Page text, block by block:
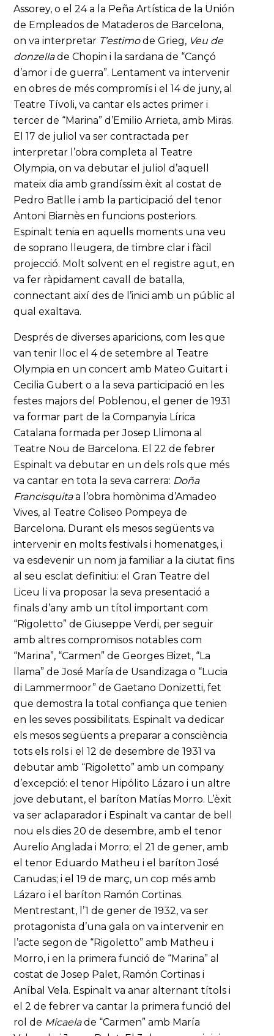
Assorey, o el 24 a la Peña Artística de la Unión
de Empleados de Mataderos de Barcelona,
on va interpretar T’estimode Grieg, Veu de
donzellade Chopin i la sardana de “Cançó
d’amor i de guerra”. Lentament va intervenir
en obres de més compromís i el 14 de juny, al
Teatre Tívoli, va cantar els actes primer i
tercer de “Marina” d’Emilio Arrieta, amb Miras.
El 17 de juliol va ser contractada per
interpretar l’obra completa al Teatre
Olympia, on va debutar el juliol d’aquell
mateix dia amb grandíssim èxit al costat de
Pedro Batlle i amb la participació del tenor
Antoni Biarnès en funcions posteriors.
Espinalt tenia en aquells moments una veu
de soprano lleugera, de timbre clar i fàcil
projecció. Molt solvent en el registre agut, en
va fer ràpidament cavall de batalla,
connectant així des de l’inici amb un públic al
qual exaltava.
Després de diverses aparicions, com les que
van tenir lloc el 4 de setembre al Teatre
Olympia en un concert amb Mateo Guitart i
Cecilia Gubert o a la seva participació en les
festes majors del Poblenou, el gener de 1931
va formar part de la Companyia Lírica
Catalana formada per Josep Llimona al
Teatre Nou de Barcelona. El 22 de febrer
Espinalt va debutar en un dels rols que més
va cantar en tota la seva carrera: Doña
Francisquitaa l’obra homònima d’Amadeo
Vives, al Teatre Coliseo Pompeya de
Barcelona. Durant els mesos següents va
intervenir en molts festivals i homenatges, i
va esdevenir un nom ja familiar a la ciutat fins
al seu esclat definitiu: el Gran Teatre del
Liceu li va proposar la seva presentació a
finals d’any amb un títol important com
“Rigoletto” de Giuseppe Verdi, per seguir
amb altres compromisos notables com
“Marina”, “Carmen” de Georges Bizet, “La
llama” de José María de Usandizaga o “Lucia
di Lammermoor” de Gaetano Donizetti, fet
que demostra la total confiança que tenien
en les seves possibilitats. Espinalt va dedicar
els mesos següents a preparar a consciència
tots els rols i el 12 de desembre de 1931 va
debutar amb “Rigoletto” amb un company
d’excepció: el tenor Hipólito Lázaro i un altre
jove debutant, el baríton Matías Morro. L’èxit
va ser aclaparador i Espinalt va cantar de bell
nou els dies 20 de desembre, amb el tenor
Aurelio Anglada i Morro; el 21 de gener, amb
el tenor Eduardo Matheu i el baríton José
Canudas; i el 19 de març, un cop més amb
Lázaro i el baríton Ramón Cortinas.
Mentrestant, l’1 de gener de 1932, va ser
protagonista d’una gala on va intervenir en
l’acte segon de “Rigoletto” amb Matheu i
Morro, i en la primera funció de “Marina” al
costat de Josep Palet, Ramón Cortinas i
Aníbal Vela. Espinalt va anar alternant títols i
el 2 de febrer va cantar la primera funció del
rol de Micaelade “Carmen” amb María